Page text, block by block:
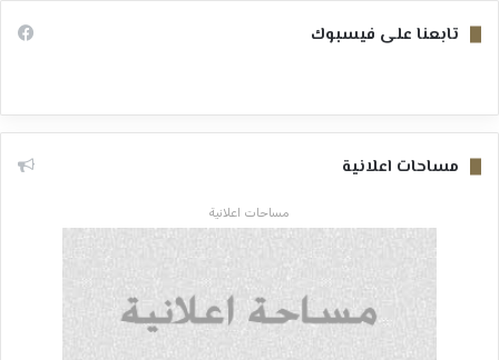
تابعنا على فيسبوك
مساحات اعلانية
مساحات اعلانية